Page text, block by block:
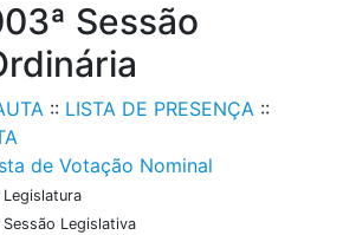
Sessão
:: LISTA DE PRESENÇA::
de Votação Nominal
Legislatura
Sessão Legislativa